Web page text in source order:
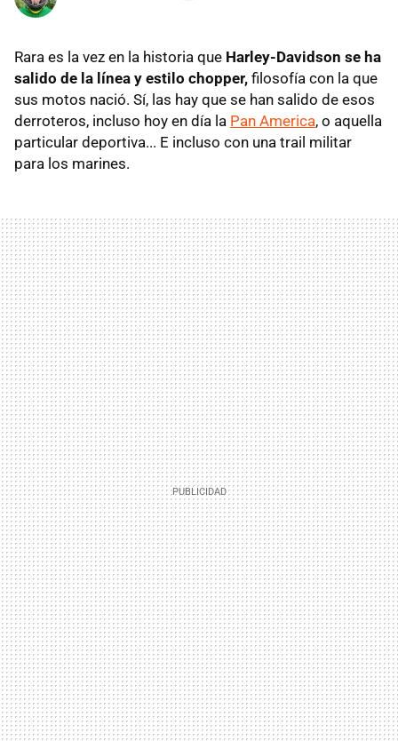
Rara es la vez en la historia que Harley-Davidson se ha
salido de la línea y estilo chopper, filosofía con la que
sus motos nació. Sí, las hay que se han salido de esos
derroteros, incluso hoy en día la Pan America, o aquella
particular deportiva... E incluso con una trail militar
para los marines.